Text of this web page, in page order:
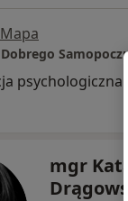
Mapa
psychologiczna
mgr